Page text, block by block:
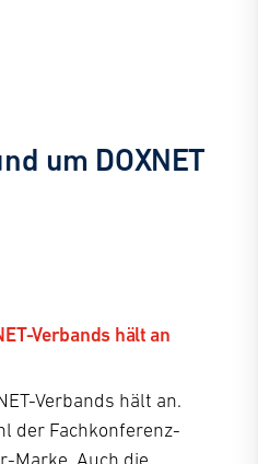
um DOXNET
Verbands hält an
Verbands hält an.
der Fachkonferenz-